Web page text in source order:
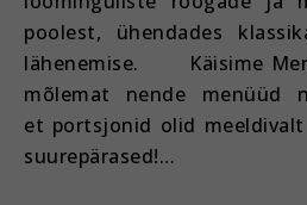
poolest, ühendades
lähenemise. Käisime
mõlemat nende menüüd
et portsjonid olid
suurepärased!…